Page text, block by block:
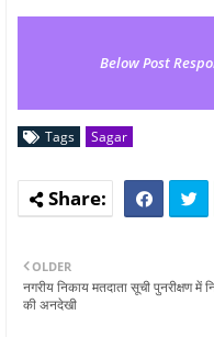
Below Post
Tags Sagar
OLDER
नगरीय निकाय मतदाता सूची पुनरीक्षण में
की अनदेखी